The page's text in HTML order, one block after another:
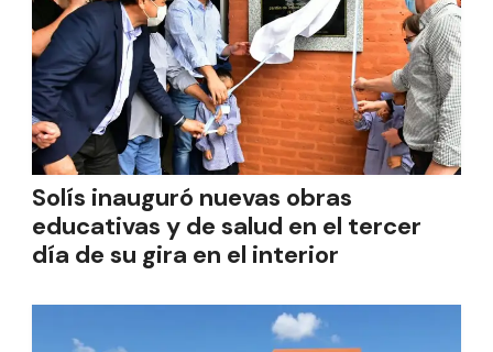
Solís inauguró nuevas obras
educativas y de salud en el tercer
día de su gira en el interior